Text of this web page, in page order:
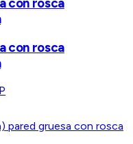
con rosca
con rosca